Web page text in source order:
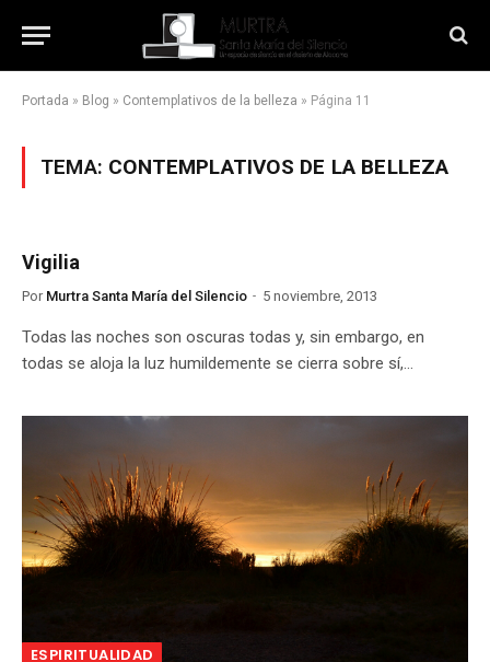
Portada » Blog » Contemplativos de la belleza » Página 11
TEMA: CONTEMPLATIVOS DE LA BELLEZA
Vigilia
Por Murtra Santa María del Silencio 5 noviembre, 2013
Todas las noches son oscuras todas y, sin embargo, en
todas se aloja la luz humildemente se cierra sobre sí,…
ESPIRITUALIDAD